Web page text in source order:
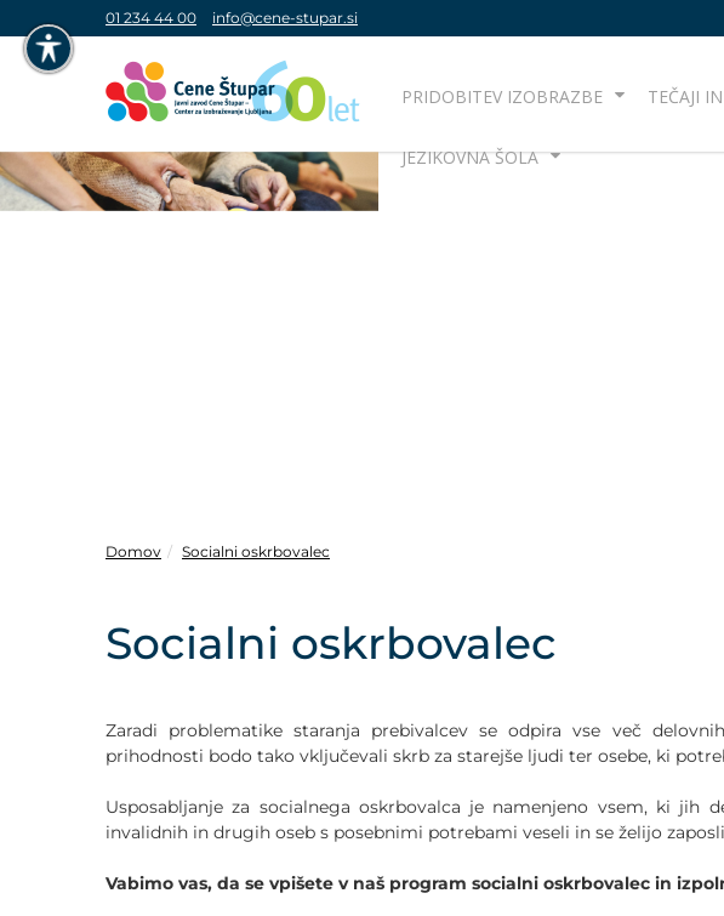
NAVIGACIJA PREKO TIPKOVNICE
IZKLJUČI ANIMACIJE
POVEČAJ PISAVO
OZNAČI POVEZAVE
PODČRTAJ POVEZAVE
ZEMLJEVID STRANI
01 234 44 00 info@cene-stupar.si
PRIDOBITEV IZOBRAZBE TEČAJI
JEZIKOVNA ŠOLA
Domov Socialni oskrbovalec
Socialni oskrbovalec
Zaradi problematike staranja prebivalcev se odpira vse več
prihodnosti bodo tako vključevali skrb za starejše ljudi ter osebe, ki
Usposabljanje za socialnega oskrbovalca je namenjeno vsem, ki jih
invalidnih in drugih oseb s posebnimi potrebami veseli in se želijo
Vabimo vas, da se vpišete v naš program socialni oskrbovalec in